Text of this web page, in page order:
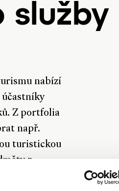
služby
nabízí
Z portfolia
např.
turistickou
z